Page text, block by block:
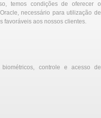
temos condições de oferecer o
necessário para utilização de
favoráveis aos nossos clientes.
biométricos, controle e acesso de